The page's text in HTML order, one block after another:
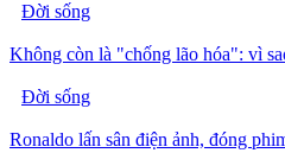
Đời sống
Không còn là "chống lão hóa": vì
Đời sống
Ronaldo lấn sân điện ảnh, đóng